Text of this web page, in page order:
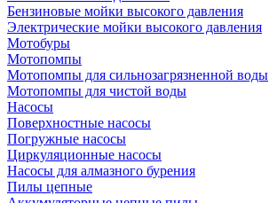
Бензиновые мойки высокого давления
Электрические мойки высокого давления
Мотобуры
Мотопомпы
Мотопомпы для сильнозагрязненной воды
Мотопомпы для чистой воды
Насосы
Поверхностные насосы
Погружные насосы
Циркуляционные насосы
Насосы для алмазного бурения
Пилы цепные